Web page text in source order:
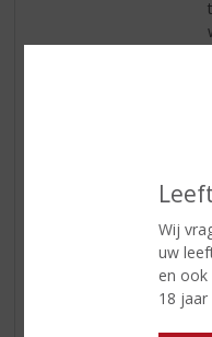
Wij
uw
en ook
18